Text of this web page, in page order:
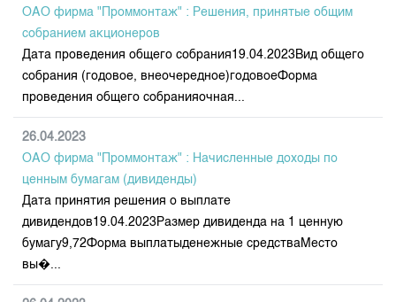
Акционеры
Руководство
Внутренний аудитор
Участники торгов
Наши партнеры
Cтратегия развития
Корпоративные документы
Контакты
Товарно-сырьевой сектор
Листинг
Центр раскрытия информации
Тарифы
Аналитика
Финансовый рынок KG
Пресс-клуб
25 лет ЗАО КФБ
Нормативная база
Биржевая деятельность
Депозитарная деятельность
Центр раскрытия информации
Статистика торгов
Итоги последних торгов
Архив торгов
Индекс и Капитализация
Котировки по ЦБ
Котировки по драг. металлам
Расписание аукционов по ГЦБ
Результаты аукционов ГЦБ
Общая информация
План работы на год
ОАО фирма "Проммонтаж" : Решения, принятые общим
собранием акционеров
Дата проведения общего собрания19.04.2023Вид общего
собрания (годовое, внеочередное)годовоеФорма
проведения общего собранияочная...
26.04.2023
ОАО фирма "Проммонтаж" : Начисленные доходы по
ценным бумагам (дивиденды)
Дата принятия решения о выплате
дивидендов19.04.2023Размер дивиденда на 1 ценную
бумагу9,72Форма выплатыденежные средстваМесто
вы�...